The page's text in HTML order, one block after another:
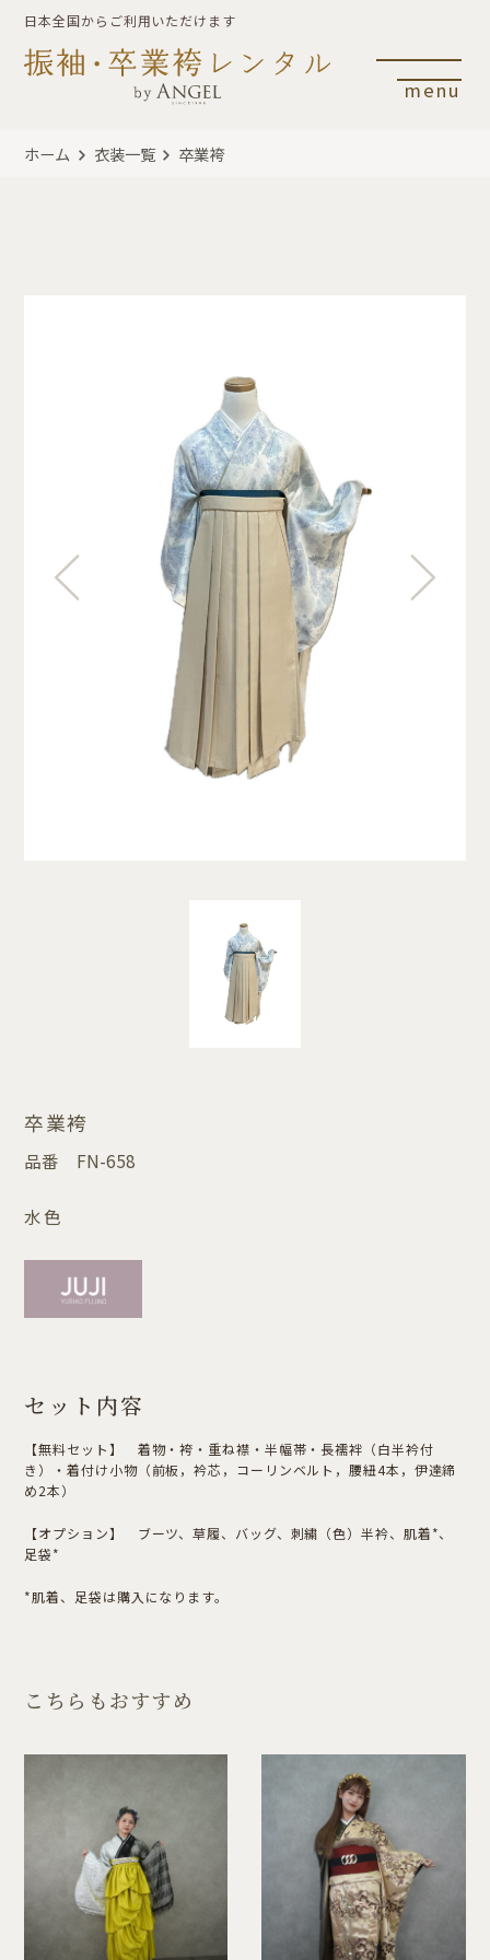
日本全国からご利用いただけます
menu
ホーム 衣装一覧 卒業袴
卒業袴
品番 FN-658
水色
セット内容
【無料セット】 着物・袴・重ね襟・半幅帯・長襦袢（白半衿付
き）・着付け小物（前板，衿芯，コーリンベルト，腰紐4本，伊達締
め2本）
【オプション】 ブーツ、草履、バッグ、刺繍（色）半衿、肌着*、
足袋*
*肌着、足袋は購入になります。
こちらもおすすめ